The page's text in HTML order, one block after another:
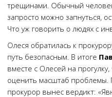
трещинами. Обычный
запросто можно запнуться,
Что уж говорить о людях с
Олеся обратилась к
путь безо­пасным. В итоге
вместе с Олесей на
оценить масштаб проблемы.
прокурор вынес вердикт: